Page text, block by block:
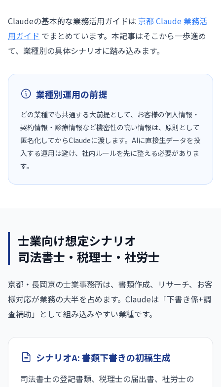
Claudeの基本的な業務活用ガイドは 京都 Claude 業務活
用ガイド でまとめています。本記事はそこから一歩進め
て、業種別の具体シナリオに踏み込みます。
業種別運用の前提
どの業種でも共通する大前提として、お客様の個人情報・
契約情報・診療情報など機密性の高い情報は、原則として
匿名化してからClaudeに渡します。AIに直接生データを投
入する運用は避け、社内ルールを先に整える必要がありま
す。
士業向け想定シナリオ
司法書士・税理士・社労士
京都・長岡京の士業事務所は、書類作成、リサーチ、お客
様対応が業務の大半を占めます。Claudeは「下書き係+調
査補助」として組み込みやすい業種です。
シナリオA: 書類下書きの初稿生成
司法書士の登記書類、税理士の届出書、社労士の